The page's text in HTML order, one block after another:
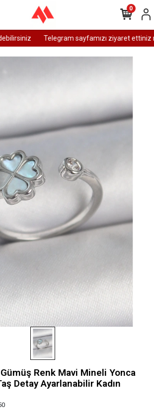
Telegram sayfamızı ziyaret ettiniz
0
Renk Mavi Mineli Yonca
Detay Ayarlanabilir Kadın